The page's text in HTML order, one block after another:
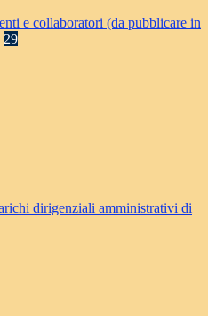
e collaboratori (da pubblicare in
29
dirigenziali amministrativi di